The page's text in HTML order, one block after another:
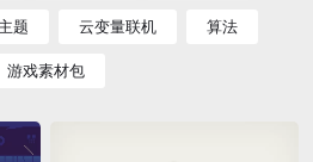
题 云变量联机 算法
游戏素材包